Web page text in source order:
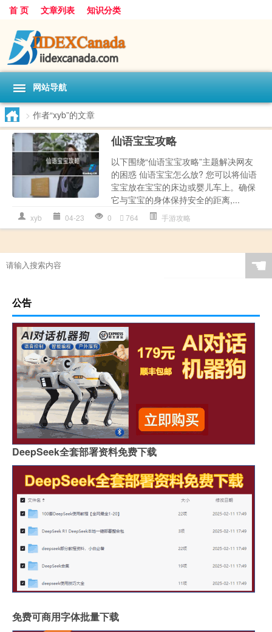
首 页 文章列表 知识分类
网站导航
> 作者“xyb”的文章
仙语宝宝攻略
以下围绕“仙语宝宝攻略”主题解决网友
的困惑 仙语宝宝怎么放? 您可以将仙语
宝宝放在宝宝的床边或婴儿车上。确保
它与宝宝的身体保持安全的距离,...
xyb 04-23 0 764 手游攻略
☚
公告
DeepSeek全套部署资料免费下载
免费可商用字体批量下载